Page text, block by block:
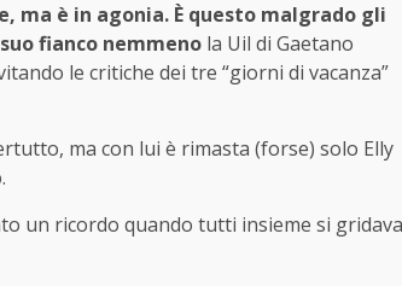
ma è in agonia. È questo malgrado gli
fianco nemmeno la Uil di Gaetano
le critiche dei tre “giorni di vacanza”
ma con lui è rimasta (forse) solo Elly
un ricordo quando tutti insieme si gridava